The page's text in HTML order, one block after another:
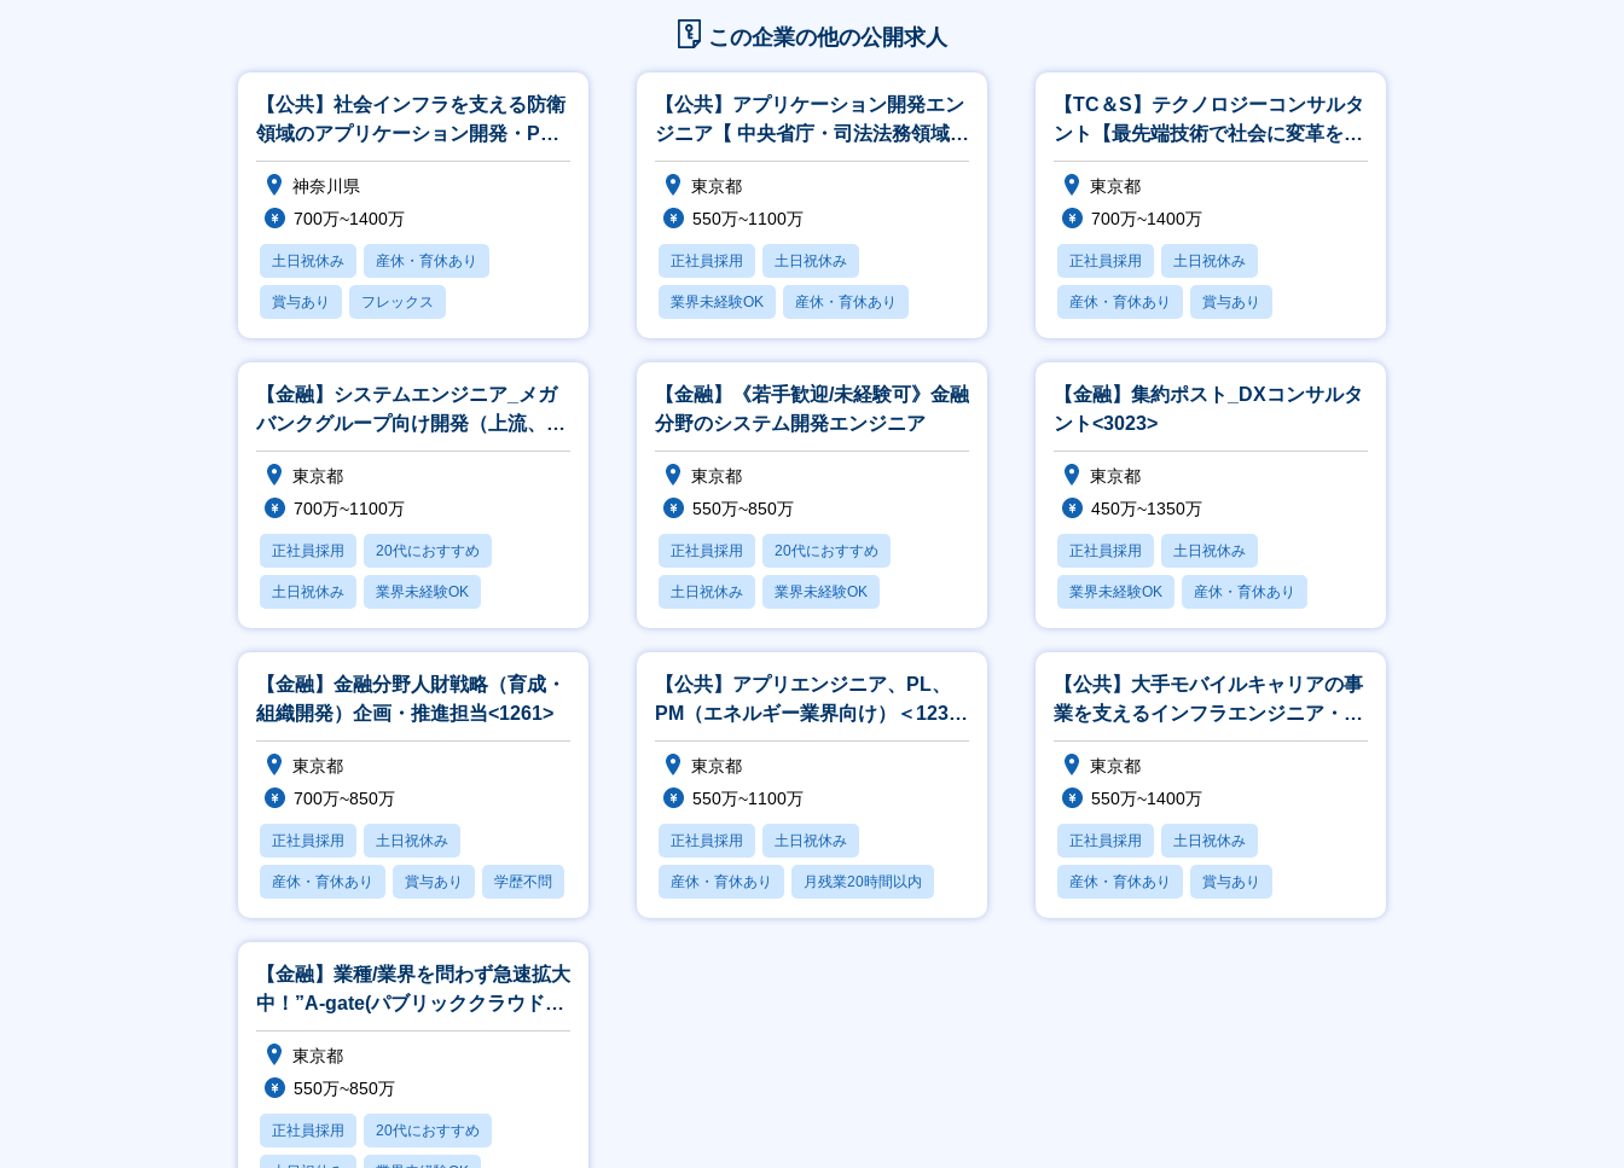
この企業の他の公開求人
【公共】社会インフラを支える防衛
領域のアプリケーション開発・PM
／PL候補<488>
神奈川県
700万~1400万
土日祝休み 産休・育休あり
賞与あり フレックス
社宅・住宅補助
【公共】アプリケーション開発エン
ジニア【 中央省庁・司法法務領域】
<564>
東京都
550万~1100万
正社員採用 土日祝休み
業界未経験OK 産休・育休あり
賞与あり
【TC＆S】テクノロジーコンサルタ
ント【最先端技術で社会に変革を起
こすITコンサル】<244>
東京都
700万~1400万
正社員採用 土日祝休み
産休・育休あり 賞与あり
フレックス
【金融】システムエンジニア_メガ
バンクグループ向け開発（上流、開
発リーダ）担当
東京都
700万~1100万
正社員採用 20代におすすめ
土日祝休み 業界未経験OK
産休・育休あり
【金融】《若手歓迎/未経験可》金融
分野のシステム開発エンジニア
東京都
550万~850万
正社員採用 20代におすすめ
土日祝休み 業界未経験OK
産休・育休あり
【金融】集約ポスト_DXコンサルタ
ント<3023>
東京都
450万~1350万
正社員採用 土日祝休み
業界未経験OK 産休・育休あり
賞与あり
【金融】金融分野人財戦略（育成・
組織開発）企画・推進担当<1261>
東京都
700万~850万
正社員採用 土日祝休み
産休・育休あり 賞与あり 学歴不問
【公共】アプリエンジニア、PL、
PM（エネルギー業界向け）＜1238
＞
東京都
550万~1100万
正社員採用 土日祝休み
産休・育休あり 月残業20時間以内
賞与あり
【公共】大手モバイルキャリアの事
業を支えるインフラエンジニア・イ
ンフラアーキテクト<188>
東京都
550万~1400万
正社員採用 土日祝休み
産休・育休あり 賞与あり
フレックス
【金融】業種/業界を問わず急速拡大
中！”A-gate(パブリッククラウド活
用ソリューション)”の企画
東京都
550万~850万
正社員採用 20代におすすめ